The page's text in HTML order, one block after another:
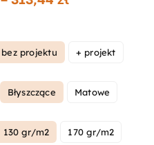
do
bez projektu + projekt
Błyszczące Matowe
130 gr/m2 170 gr/m2